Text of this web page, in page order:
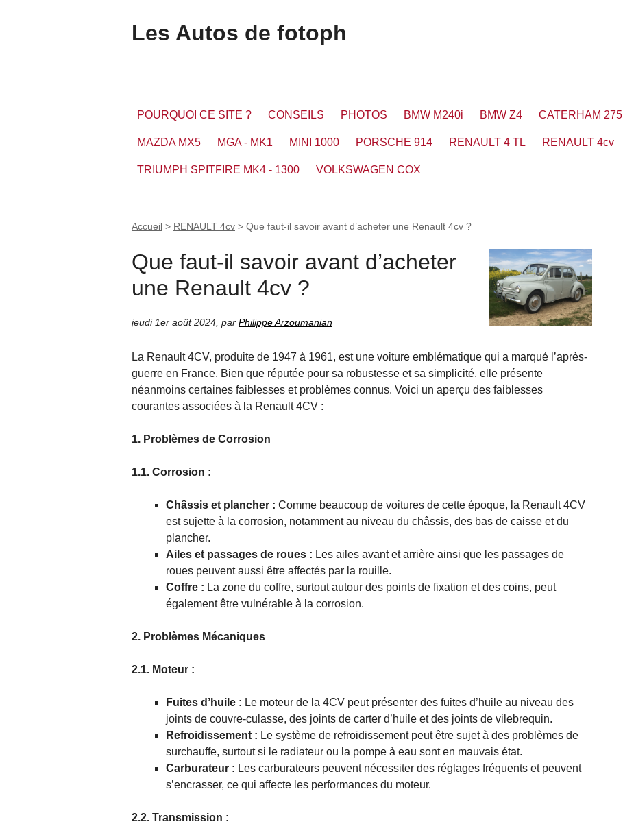
Les Autos de fotoph
POURQUOI CE SITE ? CONSEILS PHOTOS BMW M240i BMW Z4 CATERHAM 275
MAZDA MX5 MGA - MK1 MINI 1000 PORSCHE 914 RENAULT 4 TL RENAULT 4cv
TRIUMPH SPITFIRE MK4 - 1300 VOLKSWAGEN COX
Accueil > RENAULT 4cv > Que faut-il savoir avant d’acheter une Renault 4cv ?
Que faut-il savoir avant d’acheter
une Renault 4cv ?
jeudi 1er août 2024, par Philippe Arzoumanian
La Renault 4CV, produite de 1947 à 1961, est une voiture emblématique qui a marqué l’après-
guerre en France. Bien que réputée pour sa robustesse et sa simplicité, elle présente
néanmoins certaines faiblesses et problèmes connus. Voici un aperçu des faiblesses
courantes associées à la Renault 4CV :
1. Problèmes de Corrosion
1.1. Corrosion :
Châssis et plancher : Comme beaucoup de voitures de cette époque, la Renault 4CV
est sujette à la corrosion, notamment au niveau du châssis, des bas de caisse et du
plancher.
Ailes et passages de roues : Les ailes avant et arrière ainsi que les passages de
roues peuvent aussi être affectés par la rouille.
Coffre : La zone du coffre, surtout autour des points de fixation et des coins, peut
également être vulnérable à la corrosion.
2. Problèmes Mécaniques
2.1. Moteur :
Fuites d’huile : Le moteur de la 4CV peut présenter des fuites d’huile au niveau des
joints de couvre-culasse, des joints de carter d’huile et des joints de vilebrequin.
Refroidissement : Le système de refroidissement peut être sujet à des problèmes de
surchauffe, surtout si le radiateur ou la pompe à eau sont en mauvais état.
Carburateur : Les carburateurs peuvent nécessiter des réglages fréquents et peuvent
s’encrasser, ce qui affecte les performances du moteur.
2.2. Transmission :